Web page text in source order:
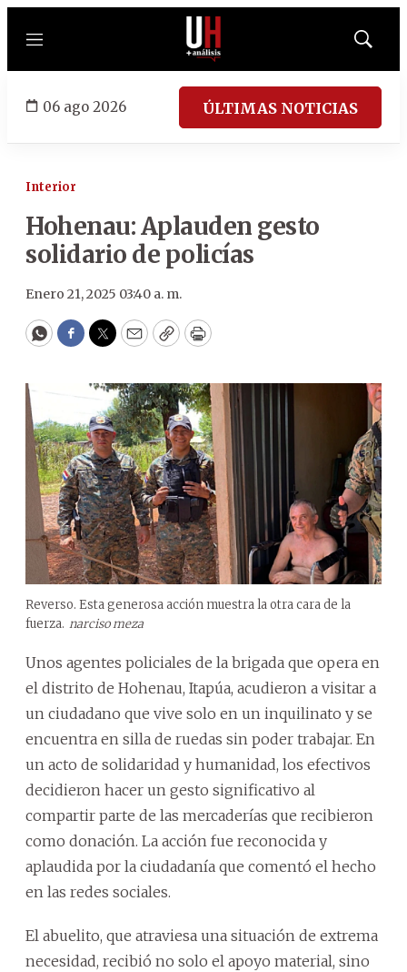
Menú
Mostrar
06 ago 2026 ÚLTIMAS NOTICIAS
Interior
Hohenau: Aplauden gesto
solidario de policías
Enero 21, 2025 03:40 a. m.
WhatsApp
Facebook
Twitter
EmailCopyPrint
Reverso. Esta generosa acción muestra la otra cara de la
fuerza. narciso meza
Unos agentes policiales de la brigada que opera en
el distrito de Hohenau, Itapúa, acudieron a visitar a
un ciudadano que vive solo en un inquilinato y se
encuentra en silla de ruedas sin poder trabajar. En
un acto de solidaridad y humanidad, los efectivos
decidieron hacer un gesto significativo al
compartir parte de las mercaderías que recibieron
como donación. La acción fue reconocida y
aplaudida por la ciudadanía que comentó el hecho
en las redes sociales.
El abuelito, que atraviesa una situación de extrema
necesidad, recibió no solo el apoyo material, sino